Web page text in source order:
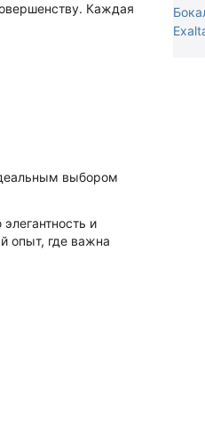
Каждая
выбором
и
опыт, где важна